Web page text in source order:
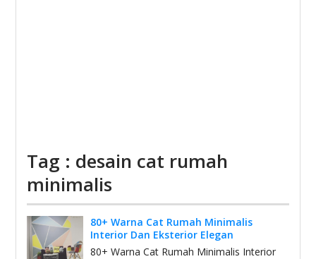
Tag : desain cat rumah
minimalis
80+ Warna Cat Rumah Minimalis
Interior Dan Eksterior Elegan
80+ Warna Cat Rumah Minimalis Interior